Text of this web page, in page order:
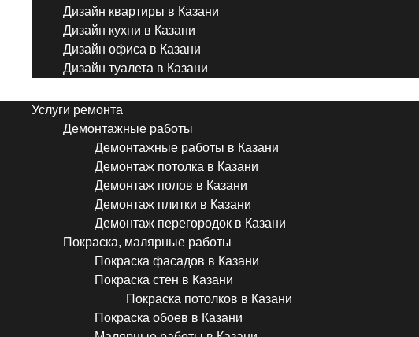
Дизайн квартиры в Казани
Дизайн кухни в Казани
Дизайн офиса в Казани
Дизайн туалета в Казани
Услуги ремонта
Демонтажные работы
Демонтажные работы в Казани
Демонтаж потолка в Казани
Демонтаж полов в Казани
Демонтаж плитки в Казани
Демонтаж перегородок в Казани
Покраска, малярные работы
Покраска фасадов в Казани
Покраска стен в Казани
Покраска потолков в Казани
Покраска обоев в Казани